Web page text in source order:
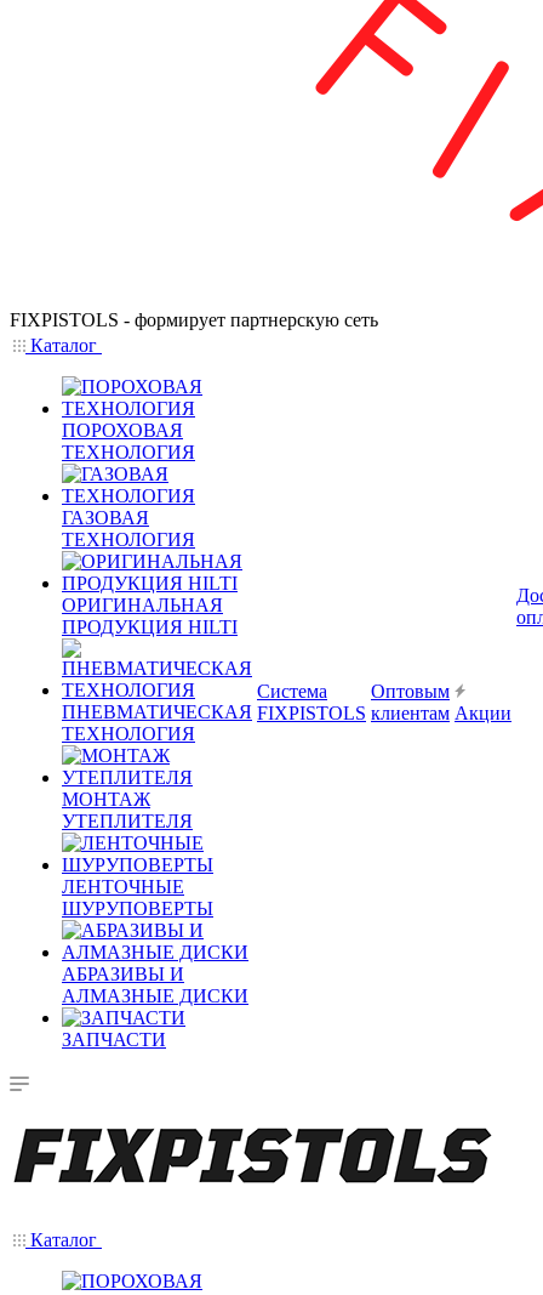
FIXPISTOLS - формирует партнерскую сеть
Каталог
ПОРОХОВАЯ
ТЕХНОЛОГИЯ
ГАЗОВАЯ
ТЕХНОЛОГИЯ
ОРИГИНАЛЬНАЯ
ПРОДУКЦИЯ HILTI
ПНЕВМАТИЧЕСКАЯ
ТЕХНОЛОГИЯ
МОНТАЖ
УТЕПЛИТЕЛЯ
ЛЕНТОЧНЫЕ
ШУРУПОВЕРТЫ
АБРАЗИВЫ И
АЛМАЗНЫЕ ДИСКИ
ЗАПЧАСТИ
Система
FIXPISTOLS
Оптовым
клиентам Акции
Каталог